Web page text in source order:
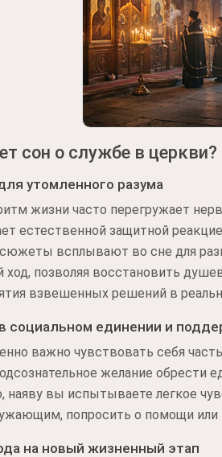
сон о службе в церкви?
утомленного разума
жизни часто перегружает
естественной защитной
всплывают во сне для
ход, позволяя восстановить
взвешенных решений в
социальном единении и
важно чувствовать себя
желание обрести
наяву вы испытываете легкое
попросить о помощи
на новый жизненный этап